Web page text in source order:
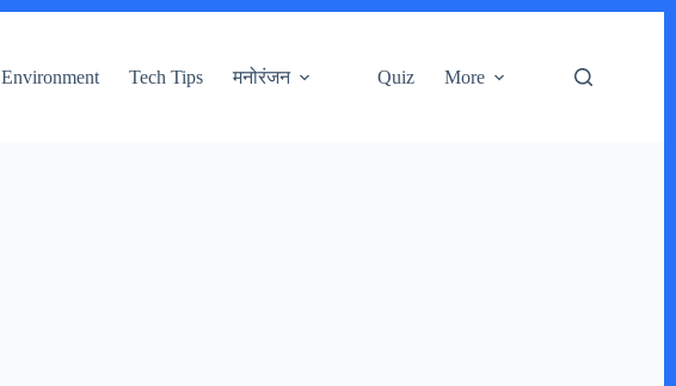
Environment Tech Tips मनोरंजन Quiz More